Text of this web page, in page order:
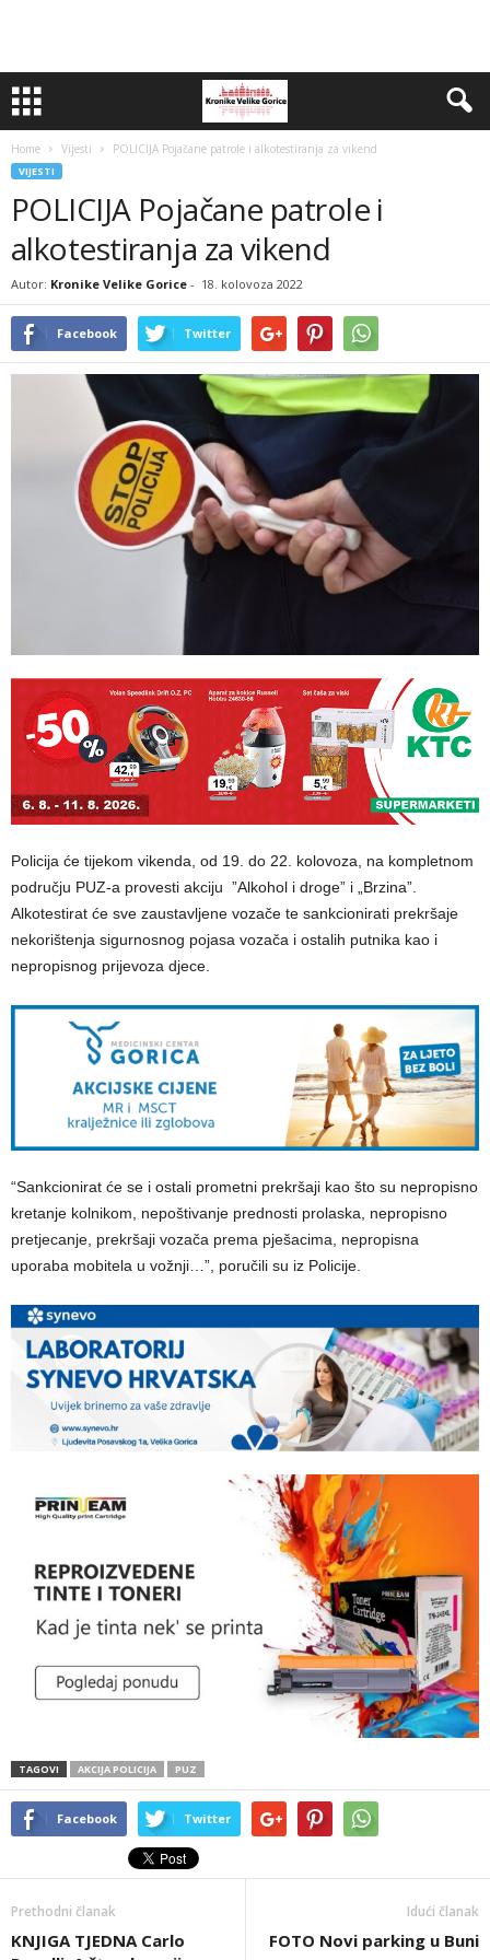
Home Vijesti POLICIJA Pojačane patrole i alkotestiranja za vikend
VIJESTI
POLICIJA Pojačane patrole i
alkotestiranja za vikend
Autor: Kronike Velike Gorice - 18. kolovoza 2022
Facebook Twitter
Policija će tijekom vikenda, od 19. do 22. kolovoza, na kompletnom
području PUZ-a provesti akciju ”Alkohol i droge” i „Brzina”.
Alkotestirat će sve zaustavljene vozače te sankcionirati prekršaje
nekorištenja sigurnosnog pojasa vozača i ostalih putnika kao i
nepropisnog prijevoza djece.
“Sankcionirat će se i ostali prometni prekršaji kao što su nepropisno
kretanje kolnikom, nepoštivanje prednosti prolaska, nepropisno
pretjecanje, prekršaji vozača prema pješacima, nepropisna
uporaba mobitela u vožnji…”, poručili su iz Policije.
TAGOVI AKCIJA POLICIJA PUZ
Facebook Twitter
Prethodni članak
KNJIGA TJEDNA Carlo
Idući članak
FOTO Novi parking u Buni